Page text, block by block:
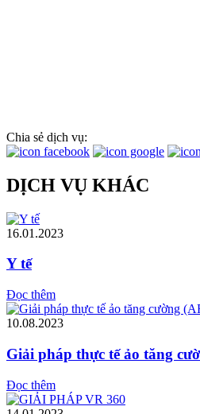
Chia sẻ dịch vụ:
DỊCH VỤ KHÁC
16.01.2023
Y tế
Đọc thêm
10.08.2023
Giải pháp thực tế ảo tăng
Đọc thêm